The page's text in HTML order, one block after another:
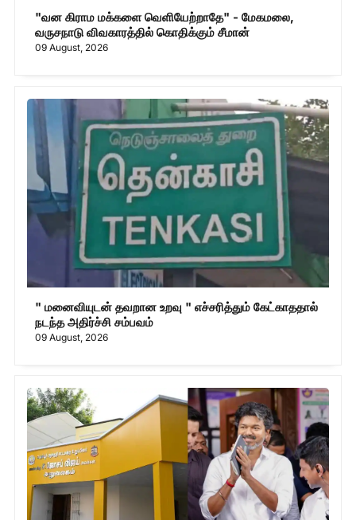
"வன கிராம மக்களை வெளியேற்றாதே" - மேகமலை,
வருசநாடு விவகாரத்தில் கொதிக்கும் சீமான்
09 August, 2026
" மனைவியுடன் தவறான உறவு " எச்சரித்தும் கேட்காததால்
நடந்த அதிர்ச்சி சம்பவம்
09 August, 2026